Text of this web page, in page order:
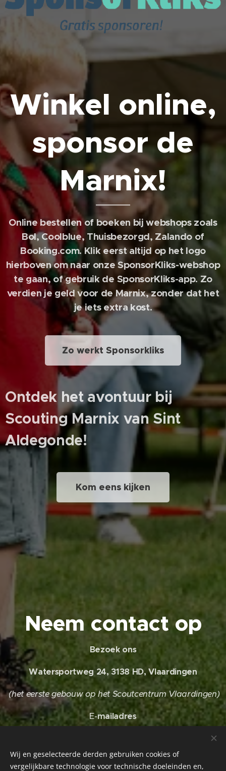
Winkel online,
sponsor de
Marnix!
Online bestellen of boeken bij webshops zoals
Bol, Coolblue, Thuisbezorgd, Zalando of
Booking.com. Klik eerst altijd op het logo
hierboven om naar onze SponsorKliks-webshop
te gaan, of gebruik de SponsorKliks-app. Zo
verdien je geld voor de Marnix, zonder dat het
je iets extra kost.
Zo werkt Sponsorkliks
Ontdek het avontuur bij
Scouting Marnix van Sint
Aldegonde!
Kom eens kijken
Neem contact op
Bezoek ons
Watersportweg 24, 3138 HD, Vlaardingen
(het eerste gebouw op het Scoutcentrum Vlaardingen)
E-mailadres
Wij en geselecteerde derden gebruiken cookies of
vergelijkbare technologie voor technische doeleinden en,